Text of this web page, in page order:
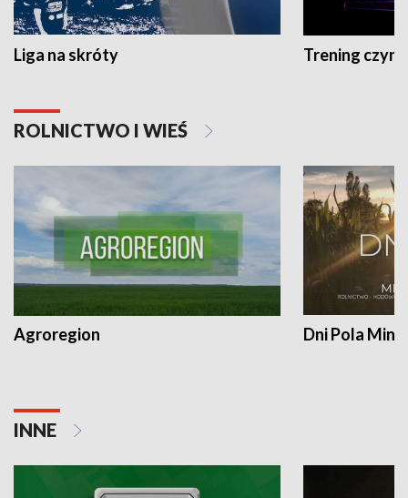
Liga na skróty Trening czyni
ROLNICTWO I WIEŚ
Agroregion Dni Pola
INNE